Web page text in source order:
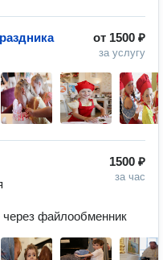
от 1500 ₽
за услугу
1500 ₽
за час
файлообменник